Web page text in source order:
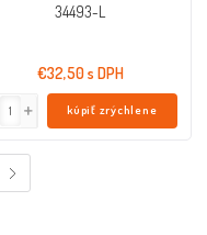
34493-L
€32,50 s DPH
kúpiť zrýchlene